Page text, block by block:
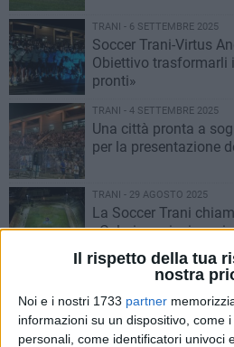
Il rispetto della tua
nostra
Noi e i nostri 1733 partner
informazioni su un dispositivo, come
personali, come identificatori univoci
TRANI - 6 SETTEMBRE 2025
Soccer Trani-Virtus
Obiettivo trasformarli
pronti»
TRANI - 4 SETTEMBRE 2025
Una città pronta a
per la presentazione
TRANI - 29 AGOSTO 2025
La Soccer Trani
«Coloriamo insieme i
TRANI - 26 AGOSTO 2025
Soccer Trani, vittoria
Alberobello termina